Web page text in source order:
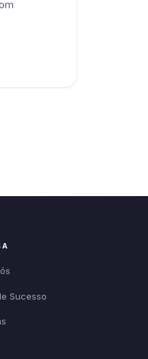
Sucesso